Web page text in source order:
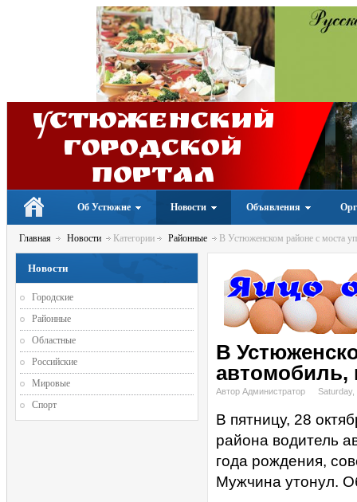
Устюженский
Городской
портал
Об Устюжне Новости Объявления
Главная Новости Категории Районные В Устюженском районе с моста
В
автомобиль,
Автор Администратор
В пятницу, 28
района водитель
года рождения,
Мужчина утонул.
Новости
Городские
Районные
Областные
Российские
Мировые
Спорт